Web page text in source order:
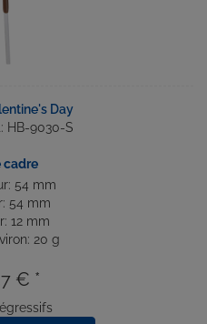
Day
HB-9030-S
cadre
54 mm
54 mm
12 mm
20 g
€ *